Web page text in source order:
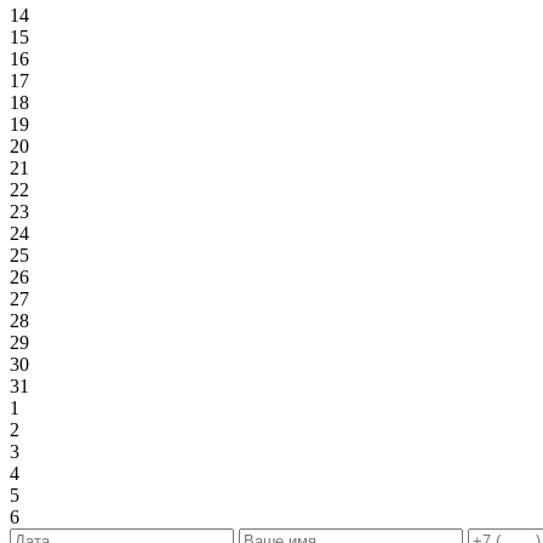
14
15
16
17
18
19
20
21
22
23
24
25
26
27
28
29
30
31
1
2
3
4
5
6